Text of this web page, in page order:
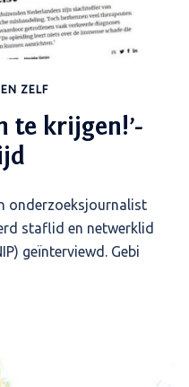
ZELF
te krijgen!’-
onderzoeksjournalist
staflid en netwerklid
geïnterviewd. Gebi